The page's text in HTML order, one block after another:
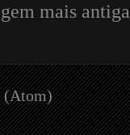
mais antiga
(Atom)